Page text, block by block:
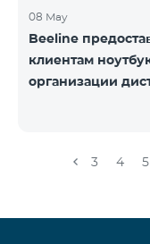
08 May
Beeline
клиентам
организации
3 4 5